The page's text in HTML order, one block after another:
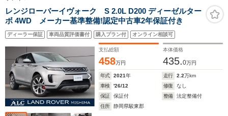
レンジローバーイヴォーク S 2.0L D200 ディーゼルター
ボ 4WD メーカー基準整備!認定中古車2年保証付き
ディーラー保証 車両品質評価書付 購入プラン付 オンライン相談可
支払総額
458万円
本体価格
435.0万円
年式 2021年 走行 2.2万km
車検
'26/12 修復
なし
保証
保証付 整備
法定整備付
住所
静岡県駿東郡